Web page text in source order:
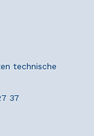
technische
37